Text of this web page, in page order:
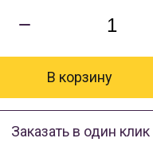
Заказать в один клик